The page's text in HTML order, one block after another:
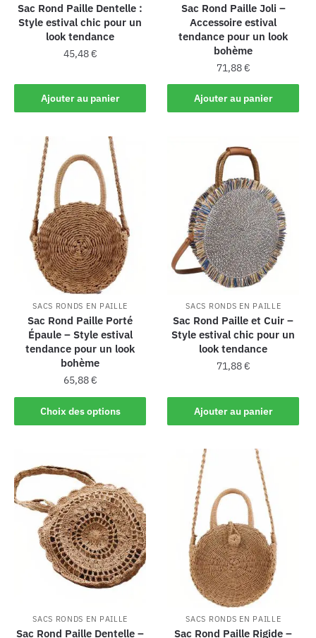
Sac Rond Paille Dentelle :
Style estival chic pour un
look tendance
45,48€
Ajouter au panier
Sac Rond Paille Joli –
Accessoire estival
tendance pour un look
bohème
71,88€
Ajouter au panier
SACS RONDS EN PAILLE
Sac Rond Paille Porté
Épaule – Style estival
tendance pour un look
bohème
65,88€
Choix des options
SACS RONDS EN PAILLE
Sac Rond Paille et Cuir –
Style estival chic pour un
look tendance
71,88€
Ajouter au panier
SACS RONDS EN PAILLE
Sac Rond Paille Dentelle –
SACS RONDS EN PAILLE
Sac Rond Paille Rigide –